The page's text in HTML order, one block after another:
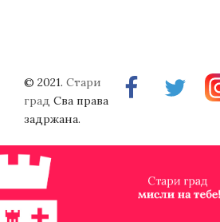
FacebookTwitter
© 2021. Стари
град Сва права
задржана.